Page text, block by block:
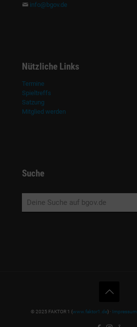
info@bgov.de
Nützliche Links
Termine
Spieltreffs
Satzung
Mitglied werden
Suche
© 2025 FAKTOR 1 (www.faktor1.de) · Impressum